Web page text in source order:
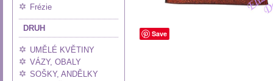
Frézie
DRUH
UMĚLÉ KVĚTINY
VÁZY, OBALY
SOŠKY, ANDĚLKY
Save